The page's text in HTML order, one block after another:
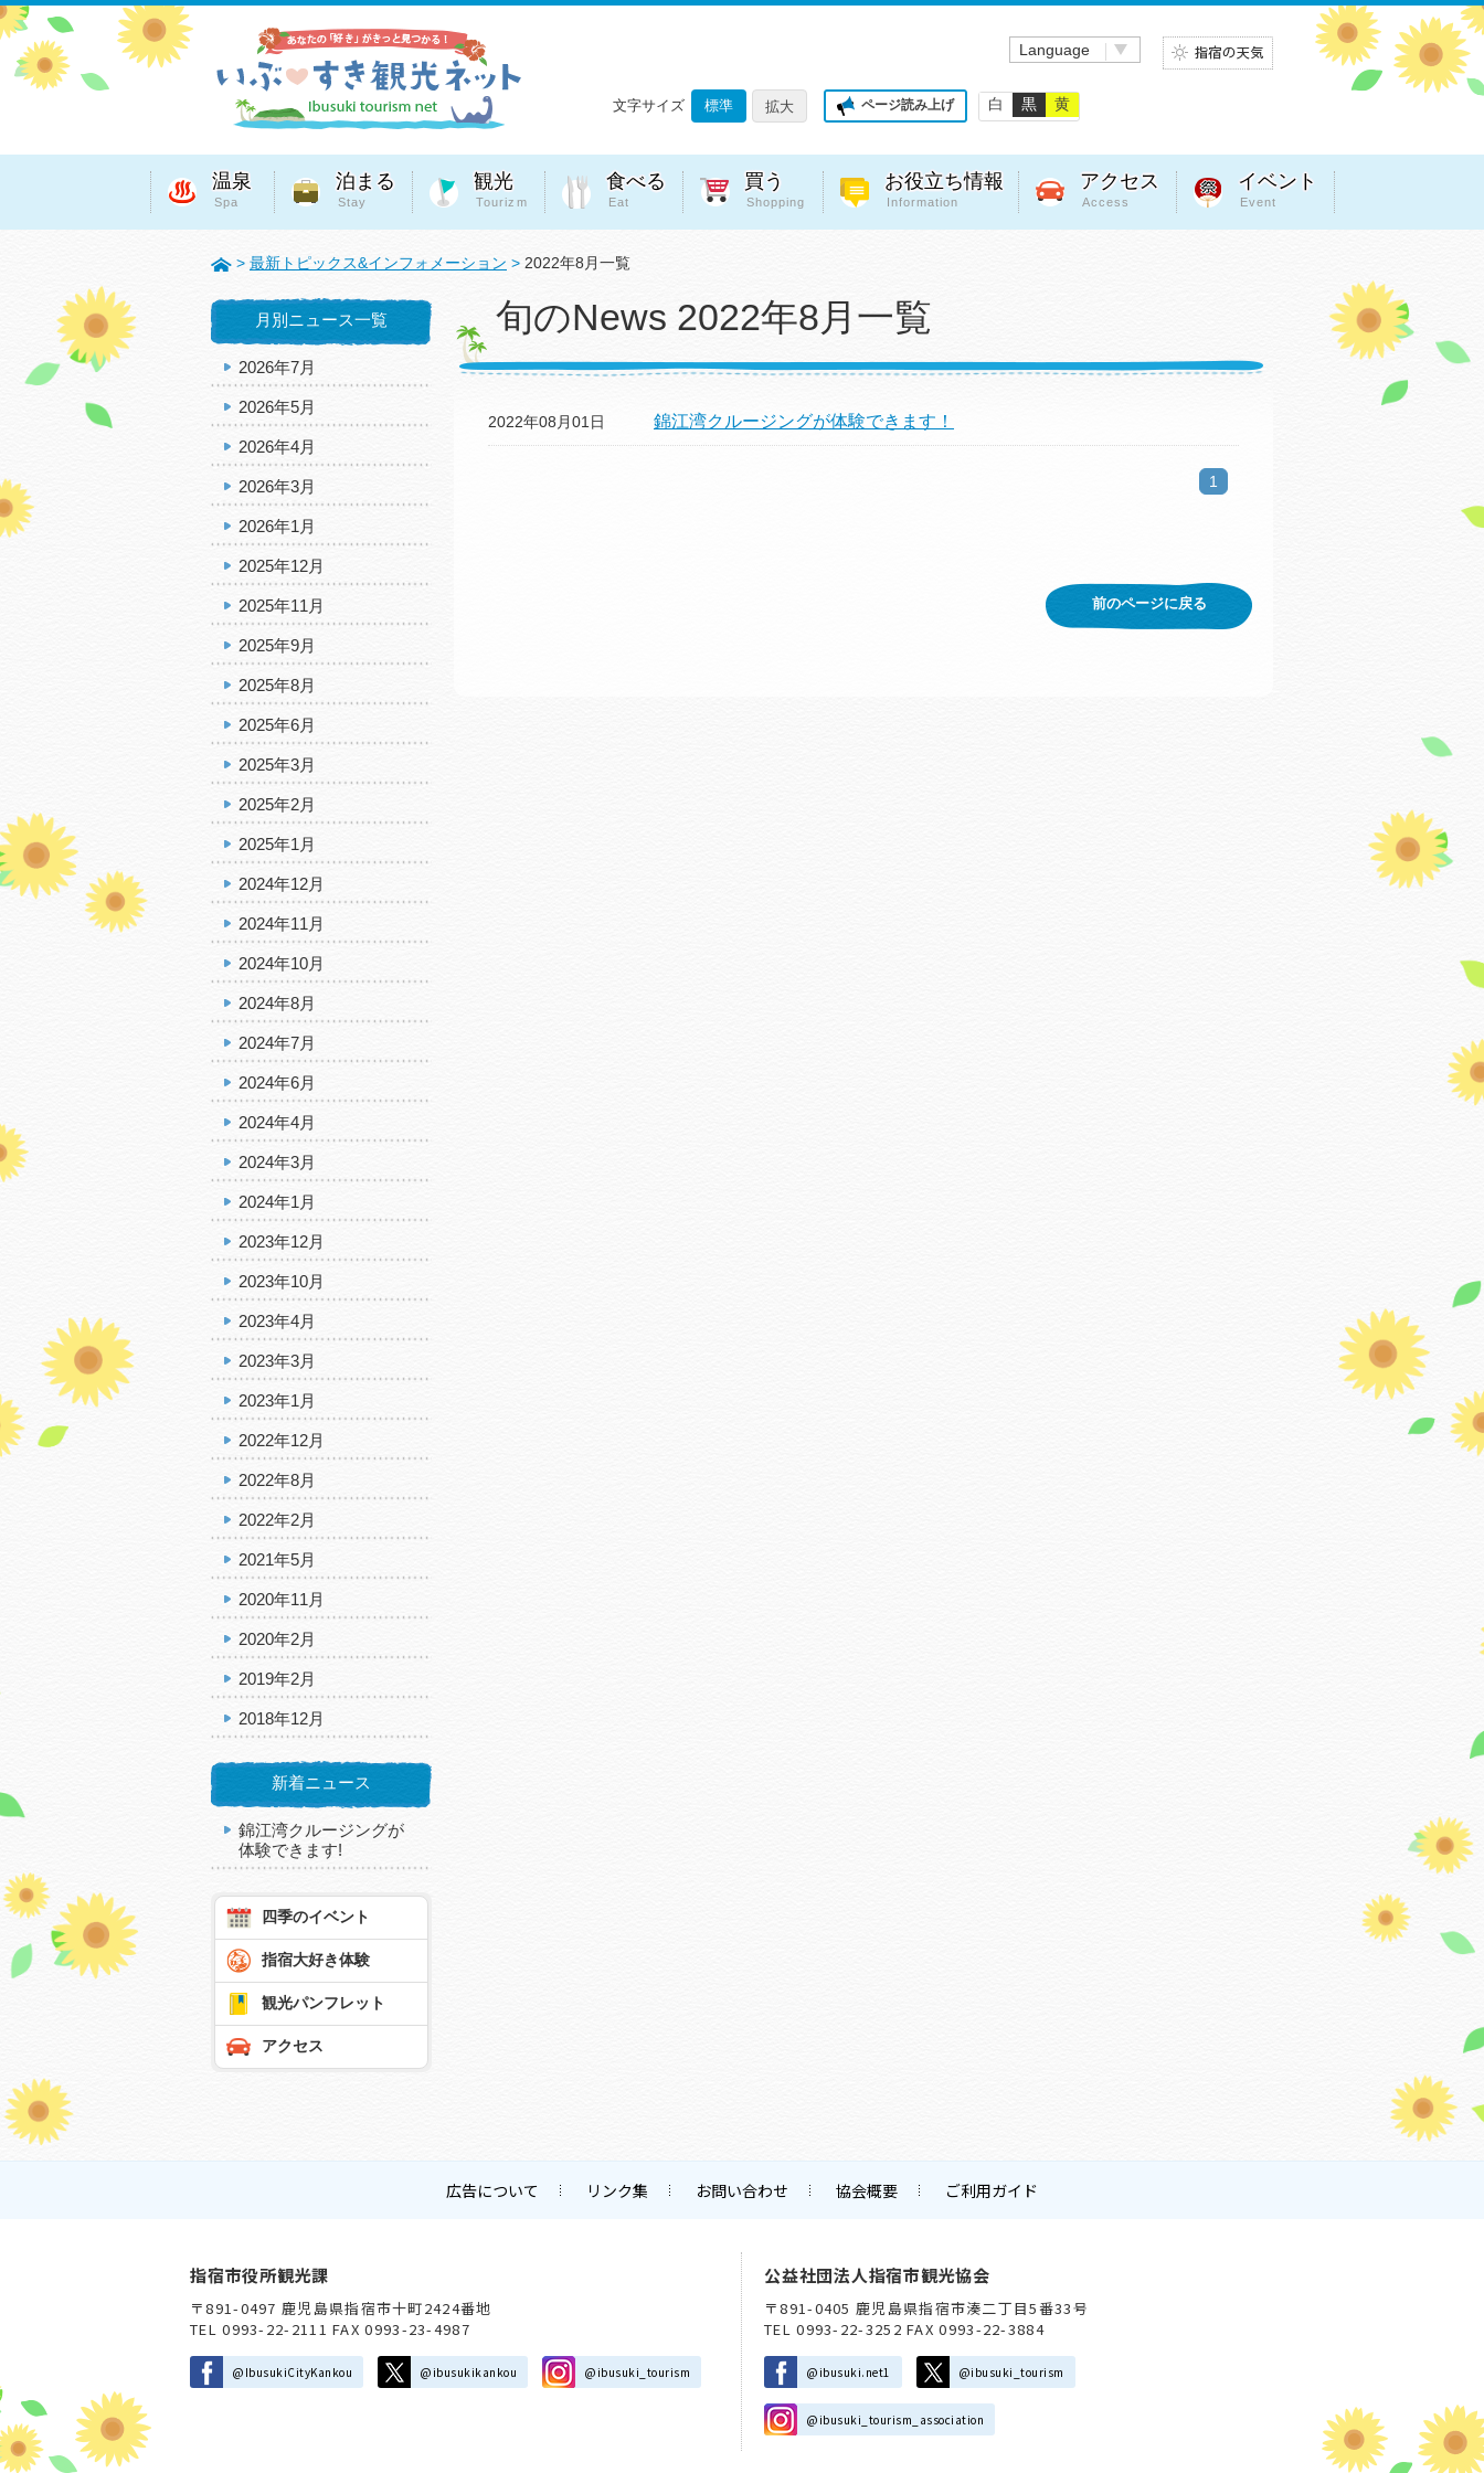
Language
文字サイズ 標準 拡大 ページ読み上げ 白 黒 黄
温泉
Spa
泊まる
Stay
観光
Tourizm
食べる
Eat
買う
Shopping
お役立ち情報
Information
アクセス
Access
イベント
Event
> 最新トピックス&インフォメーション > 2022年8月一覧
旬のNews 2022年8月一覧
2022年08月01日 錦江湾クルージングが体験できます！
1
前のページに戻る
月別ニュース一覧
2026年7月
2026年5月
2026年4月
2026年3月
2026年1月
2025年12月
2025年11月
2025年9月
2025年8月
2025年6月
2025年3月
2025年2月
2025年1月
2024年12月
2024年11月
2024年10月
2024年8月
2024年7月
2024年6月
2024年4月
2024年3月
2024年1月
2023年12月
2023年10月
2023年4月
2023年3月
2023年1月
2022年12月
2022年8月
2022年2月
2021年5月
2020年11月
2020年2月
2019年2月
2018年12月
新着ニュース
錦江湾クルージングが
体験できます!
四季のイベント
指宿大好き体験
観光パンフレット
アクセス
広告について リンク集 お問い合わせ 協会概要 ご利用ガイド
指宿市役所観光課
〒891-0497 鹿児島県指宿市十町2424番地
TEL 0993-22-2111 FAX 0993-23-4987
@IbusukiCityKankou @ibusukikankou @ibusuki_tourism
公益社団法人指宿市観光協会
〒891-0405 鹿児島県指宿市湊二丁目5番33号
TEL 0993-22-3252 FAX 0993-22-3884
@ibusuki.net1 @ibusuki_tourism
@ibusuki_tourism_association